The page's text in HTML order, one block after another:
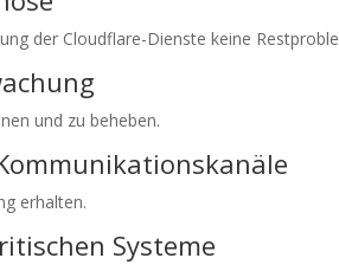
der Cloudflare-Dienste keine
und zu beheben.
erhalten.
Systeme